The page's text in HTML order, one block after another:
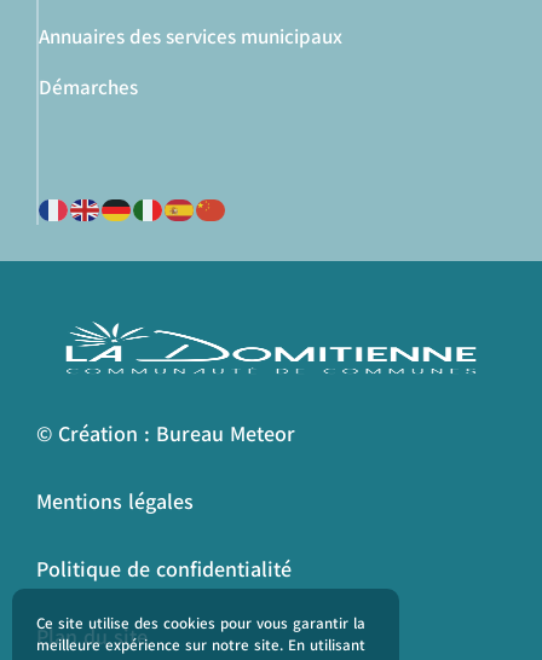
Annuaires des services municipaux
Démarches
Ce site utilise des cookies pour vous garantir la
meilleure expérience sur notre site. En utilisant
© Création : Bureau Meteor
Mentions légales
Politique de confidentialité
Plan du site